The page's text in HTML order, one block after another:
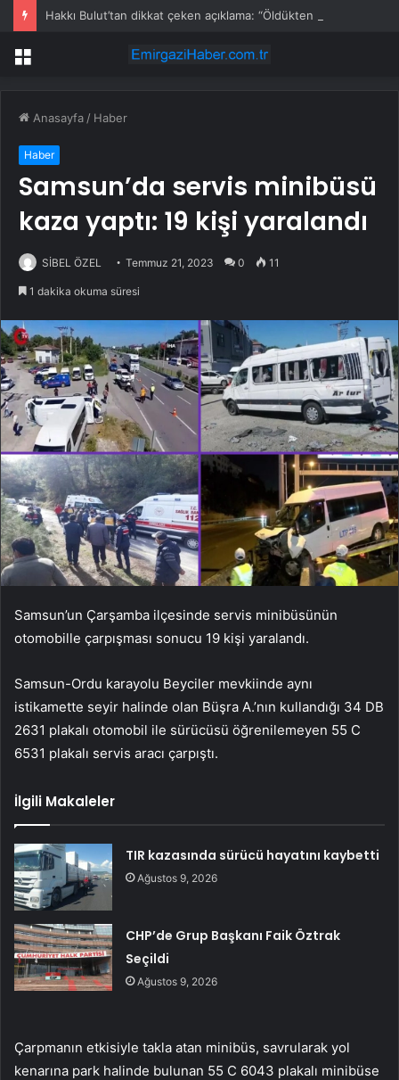
Menü
Anasayfa / Haber
Haber
Samsun’da servis minibüsü
kaza yaptı: 19 kişi yaralandı
SİBEL ÖZEL Temmuz 21, 2023 0 11
1 dakika okuma süresi
Samsun’un Çarşamba ilçesinde servis minibüsünün
otomobille çarpışması sonucu 19 kişi yaralandı.
Samsun-Ordu karayolu Beyciler mevkiinde aynı
istikamette seyir halinde olan Büşra A.’nın kullandığı 34 DB
2631 plakalı otomobil ile sürücüsü öğrenilemeyen 55 C
6531 plakalı servis aracı çarpıştı.
İlgili Makaleler
TIR kazasında sürücü hayatını kaybetti
Ağustos 9, 2026
CHP’de Grup Başkanı Faik Öztrak
Seçildi
Ağustos 9, 2026
Çarpmanın etkisiyle takla atan minibüs, savrularak yol
kenarına park halinde bulunan 55 C 6043 plakalı minibüse